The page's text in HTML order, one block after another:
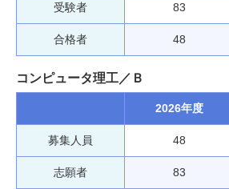
受験者 83
合格者 48
コンピュータ理工／Ｂ
2026年度
募集人員 48
志願者 83